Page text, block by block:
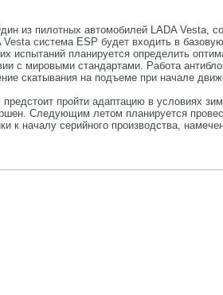
из пилотных автомобилей LADA Vesta,
система ESP будет входить в
испытаний планируется определить
с мировыми стандартами. Работа
скатывания на подъеме при начале
пройти адаптацию в условиях
Следующим летом планируется
началу серийного производства,